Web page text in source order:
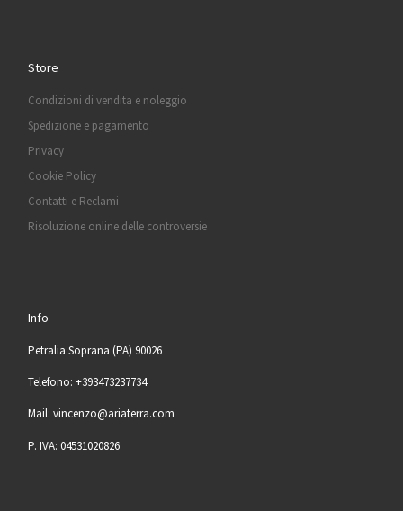
Store
Condizioni di vendita e noleggio
Spedizione e pagamento
Privacy
Cookie Policy
Contatti e Reclami
Risoluzione online delle controversie
Info
Petralia Soprana (PA) 90026
Telefono: +393473237734
Mail: vincenzo@ariaterra.com
P. IVA: 04531020826